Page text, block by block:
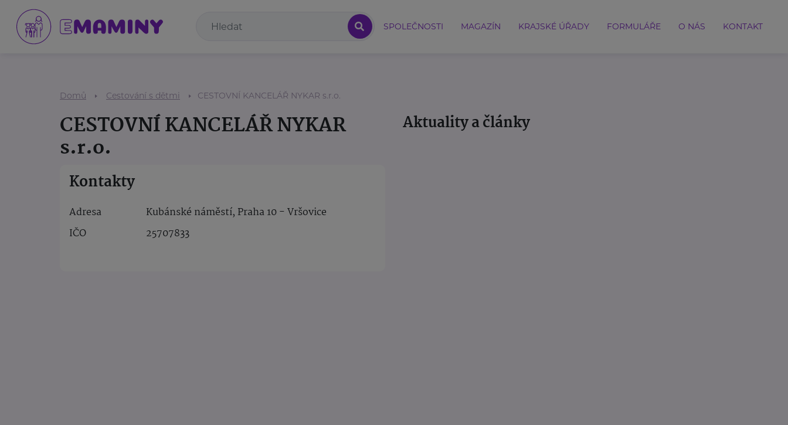
SPOLEČNOSTI MAGAZÍN KRAJSKÉ ÚŘADY FORMULÁŘE O NÁS KONTAKT
Domů Cestování s dětmi CESTOVNÍ KANCELÁŘ NYKAR s.r.o.
CESTOVNÍ KANCELÁŘ NYKAR
s.r.o.
Kontakty
Adresa
Kubánské náměstí, Praha 10 - Vršovice
IČO
25707833
Aktuality a články